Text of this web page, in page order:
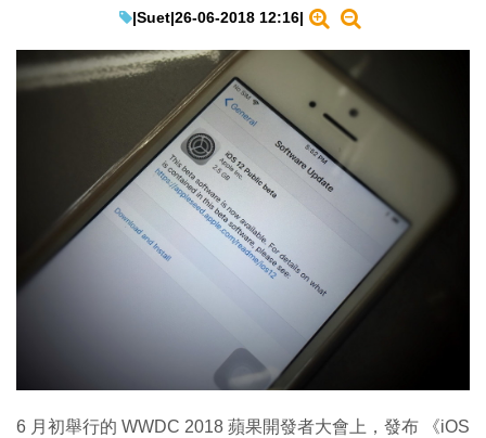
遊戲動漫
生成式AI與雲端應用
Enterprise Digital Transformation
|Suet|26-06-2018 12:16|
6 月初舉行的 WWDC 2018 蘋果開發者大會上，發布 《iOS